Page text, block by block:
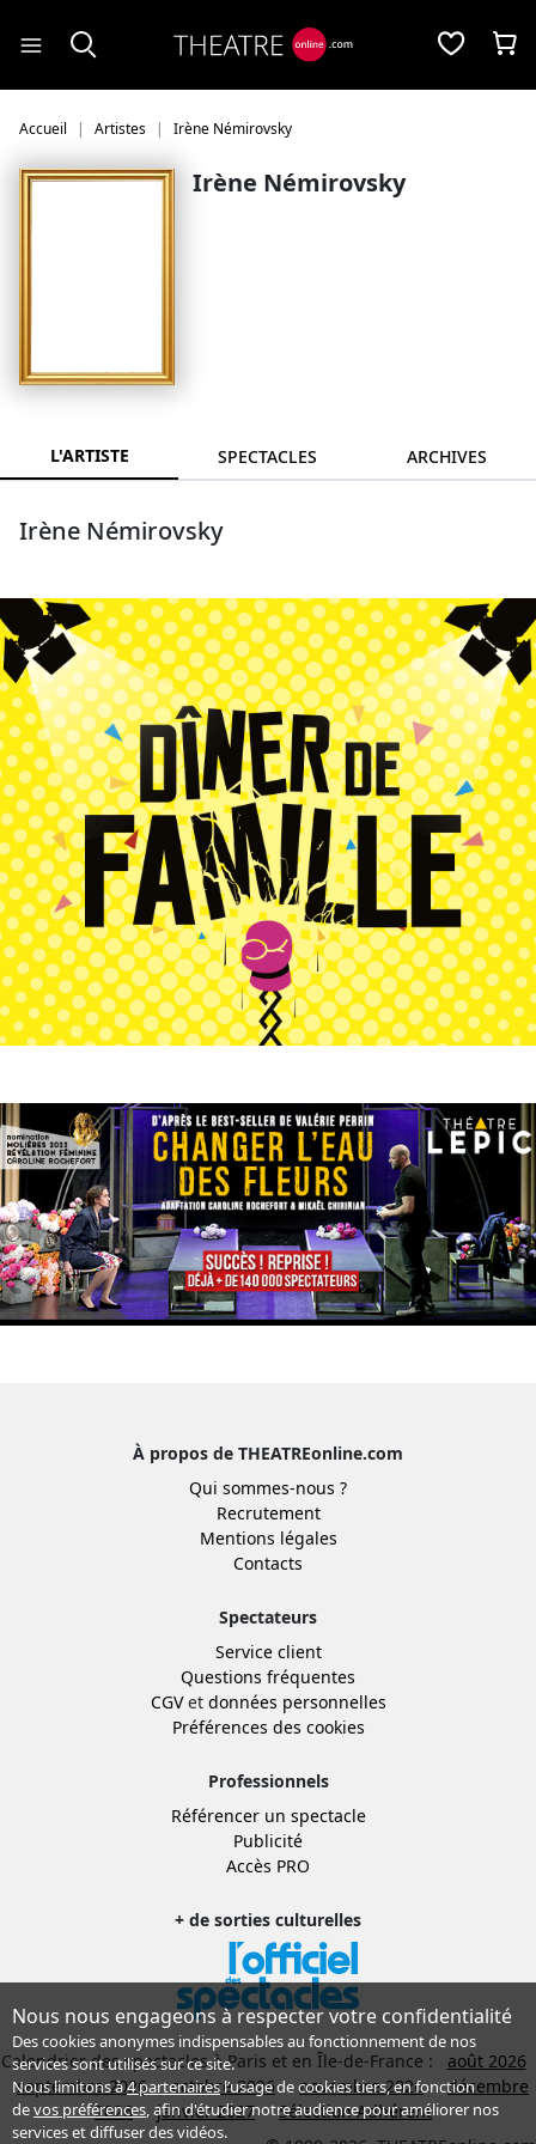
Accueil Artistes Irène Némirovsky
Irène Némirovsky
L'ARTISTE SPECTACLES ARCHIVES
Irène Némirovsky
À propos de THEATREonline.com
Qui sommes-nous ?
Recrutement
Mentions légales
Contacts
Spectateurs
Service client
Questions fréquentes
CGVet données personnelles
Préférences des cookies
Professionnels
Référencer un spectacle
Publicité
Accès PRO
+ de sorties culturelles
Calendrier des spectacles à Paris et en Île-de-France :
août 2026
septembre 2026
octobre 2026 novembre 2026
décembre
2026
janvier 2027
Sélection Adhérent
Nous nous engageons à respecter votre confidentialité
Des cookies anonymes indispensables au fonctionnement de nos
services sont utilisés sur ce site.
Nous limitons à4 partenairesl’usage de cookies tiers, en fonction
devos préférences, afin d'étudier notre audience pour améliorer nos
services et diffuser des vidéos.